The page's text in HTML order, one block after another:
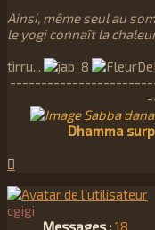
Ainsi, même seul au
le yogi connaît la
tirru...
Sabba
Dhamma
cgigi
Messages :18